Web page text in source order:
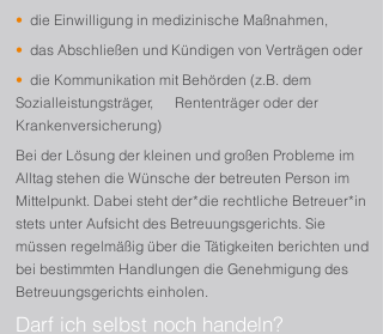
• die Einwilligung in medizinische Maßnahmen,
• das Abschließen und Kündigen von Verträgen oder
• die Kommunikation mit Behörden (z.B. dem
Sozialleistungsträger, Rententräger oder der
Krankenversicherung)
Bei der Lösung der kleinen und großen Probleme im
Alltag stehen die Wünsche der betreuten Person im
Mittelpunkt. Dabei steht der*die rechtliche Betreuer*in
stets unter Aufsicht des Betreuungsgerichts. Sie
müssen regelmäßig über die Tätigkeiten berichten und
bei bestimmten Handlungen die Genehmigung des
Betreuungsgerichts einholen.
Darf ich selbst noch handeln?